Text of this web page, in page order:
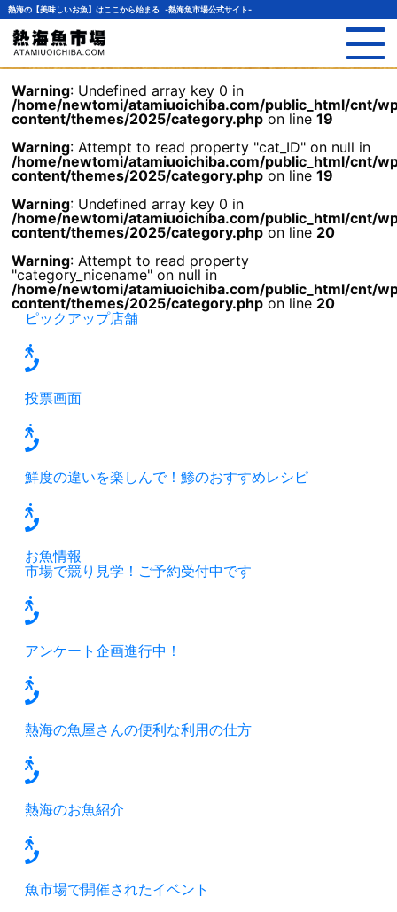
熱海の【美味しいお魚】はここから始まる -熱海魚市場公式サイト-
Warning: Undefined array key 0 in
/home/newtomi/atamiuoichiba.com/public_html/cnt/
content/themes/2025/category.phpon line 19
Warning: Attempt to read property "cat_ID" on null in
/home/newtomi/atamiuoichiba.com/public_html/cnt/
content/themes/2025/category.phpon line 19
Warning: Undefined array key 0 in
/home/newtomi/atamiuoichiba.com/public_html/cnt/
content/themes/2025/category.phpon line 20
Warning: Attempt to read property
"category_nicename" on null in
/home/newtomi/atamiuoichiba.com/public_html/cnt/
content/themes/2025/category.phpon line 20
ピックアップ店舗
投票画面
鮮度の違いを楽しんで！鯵のおすすめレシピ
お魚情報
市場で競り見学！ご予約受付中です
アンケート企画進行中！
熱海の魚屋さんの便利な利用の仕方
熱海のお魚紹介
魚市場で開催されたイベント